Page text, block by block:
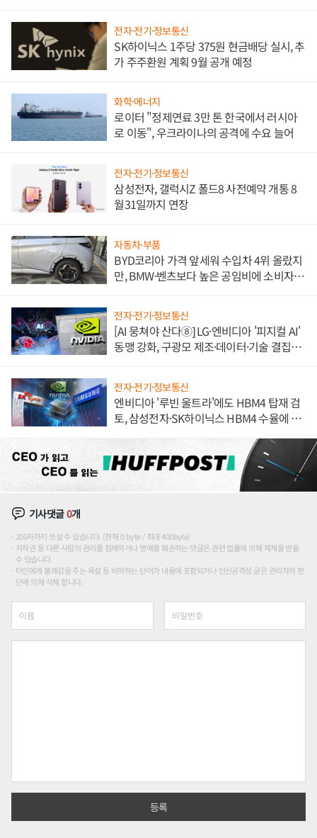
전자·전기·정보통신
SK하이닉스 1주당 375원 현금배당 실시, 추
가 주주환원 계획 9월 공개 예정
화학·에너지
로이터 "정제연료 3만 톤 한국에서 러시아
로 이동", 우크라이나의 공격에 수요 늘어
전자·전기·정보통신
삼성전자, 갤럭시Z 폴드8 사전예약 개통 8
월31일까지 연장
자동차·부품
BYD코리아 가격 앞세워 수입차 4위 올랐지
만, BMW·벤츠보다 높은 공임비에 소비자
전자·전기·정보통신
[AI 뭉쳐야 산다⑧] LG·엔비디아 '피지컬 AI'
동맹 강화, 구광모 제조·데이터·기술 결집
전자·전기·정보통신
엔비디아 '루빈 울트라'에도 HBM4 탑재 검
토, 삼성전자·SK하이닉스 HBM4 수율에 주
기사댓글0개
200자까지 쓰실 수 있습니다. (현재 0 byte / 최대 400byte)
저작권 등 다른 사람의 권리를 침해하거나 명예를 훼손하는 댓글은 관련 법률에 의해 제재를 받을
수 있습니다.
타인에게 불쾌감을 주는 욕설 등 비하하는 단어가 내용에 포함되거나 인신공격성 글은 관리자의 판
단에 의해 삭제 합니다.